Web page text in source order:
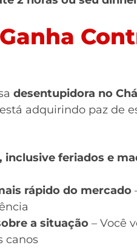
desentupidora no
adquirindo paz de
feriados e
rápido do mercado
a situação – Você
canos